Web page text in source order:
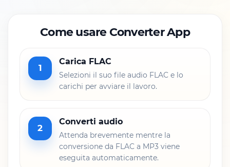
Come usare Converter App
1
Carica FLAC
Selezioni il suo file audio FLAC e lo
carichi per avviare il lavoro.
2
Converti audio
Attenda brevemente mentre la
conversione da FLAC a MP3 viene
eseguita automaticamente.